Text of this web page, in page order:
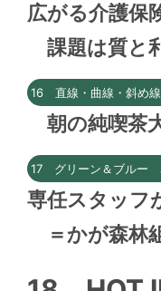
広がる介護保
課題は質と
16 直線・曲線・斜め
朝の純喫茶
17 グリーン＆ブルー
専任スタッフ
＝かが森林